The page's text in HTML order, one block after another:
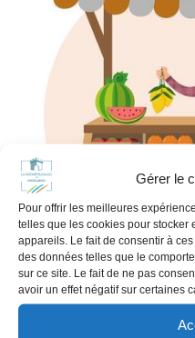
Gérer le
Pour offrir les meilleures
telles que les cookies pour stocker
appareils. Le fait de consentir à
des données telles que le
sur ce site. Le fait de ne pas
avoir un effet négatif sur certaines
Par dérogation